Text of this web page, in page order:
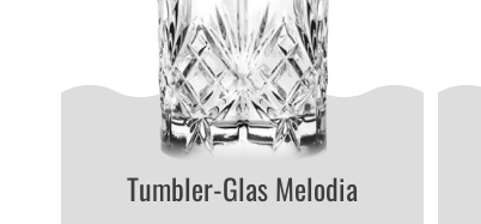
Tumbler-Glas Melodia